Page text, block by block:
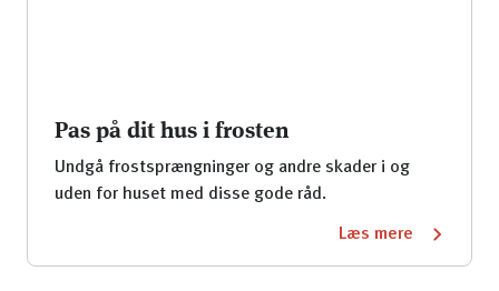
Pas på dit hus i frosten
Undgå frostsprængninger og andre skader i og
uden for huset med disse gode råd.
Læs mere